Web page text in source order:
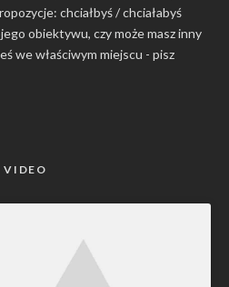
chciałbyś / chciałabyś
obiektywu, czy może masz inny
we właściwym miejscu - pisz
VIDEO